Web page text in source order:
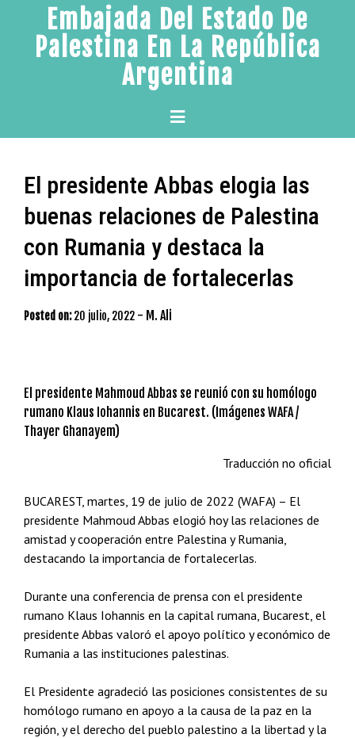
content
Embajada Del Estado De
Palestina En La República
Argentina
Primary
Menu
El presidente Abbas elogia las
buenas relaciones de Palestina
con Rumania y destaca la
importancia de fortalecerlas
Posted on: 20 julio, 2022 - M. Ali
El presidente Mahmoud Abbas se reunió con su homólogo
rumano Klaus Iohannis en Bucarest. (Imágenes WAFA /
Thayer Ghanayem)
Traducción no oficial
BUCAREST, martes, 19 de julio de 2022 (WAFA) – El
presidente Mahmoud Abbas elogió hoy las relaciones de
amistad y cooperación entre Palestina y Rumania,
destacando la importancia de fortalecerlas.
Durante una conferencia de prensa con el presidente
rumano Klaus Iohannis en la capital rumana, Bucarest, el
presidente Abbas valoró el apoyo político y económico de
Rumania a las instituciones palestinas.
El Presidente agradeció las posiciones consistentes de su
homólogo rumano en apoyo a la causa de la paz en la
región, y el derecho del pueblo palestino a la libertad y la